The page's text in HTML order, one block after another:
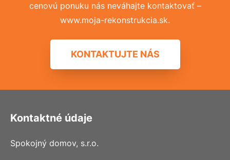
cenovú ponuku nás neváhajte kontaktovať –
www.moja-rekonstrukcia.sk.
KONTAKTUJTE NÁS
Kontaktné údaje
Spokojný domov, s.r.o.